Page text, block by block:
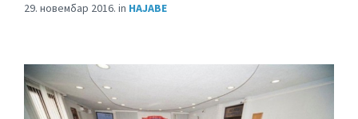
29. новембар 2016. in НАЈАВЕ